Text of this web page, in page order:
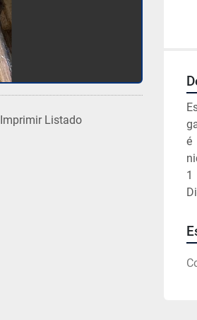
Imprimir Listado
é
1